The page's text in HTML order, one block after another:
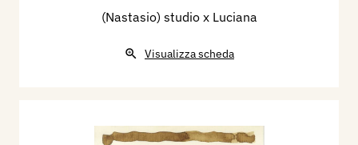
(Nastasio) studio x Luciana
Visualizza scheda